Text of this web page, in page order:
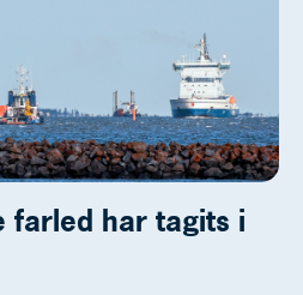
farled har tagits i